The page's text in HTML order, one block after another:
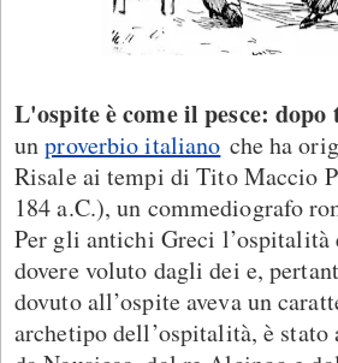
L'ospite è come il pesce:
unproverbio italiano che ha
Risale ai tempi di Tito Maccio
184 a.C.), un commediografo
Per gli antichi Greci
dovere voluto dagli dei e,
dovuto all’ospite aveva un
archetipo dell’ospitalità, è stato